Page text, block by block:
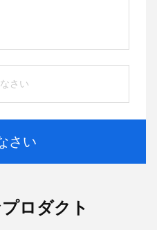
さい
ロダクト